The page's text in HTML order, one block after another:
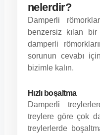
nelerdir?
Damperli
benzersiz kılan
damperli
sorunun cevabı
bizimle kalın.
Hızlı boşaltma
Damperli
treylere göre çok
treylerlerde